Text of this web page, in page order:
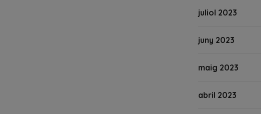
juliol 2023
juny 2023
maig 2023
abril 2023